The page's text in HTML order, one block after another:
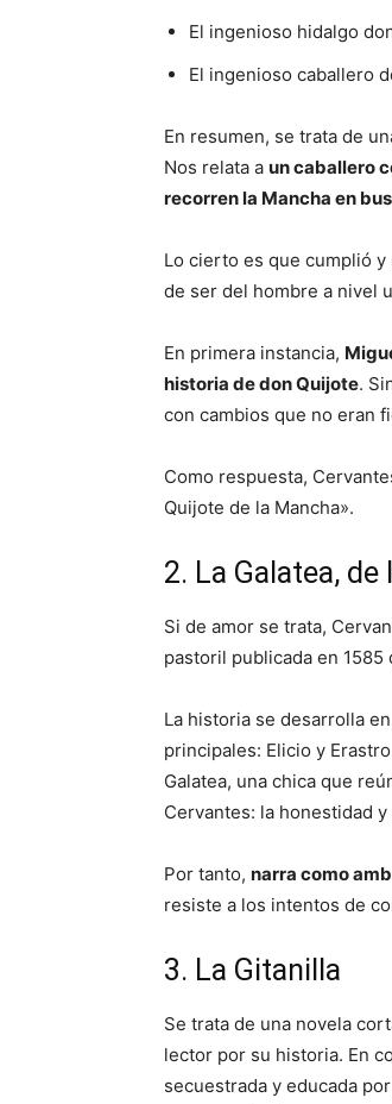
El ingenioso hidalgo
El ingenioso caballero
En resumen, se trata de
Nos relata a un caballero
recorren la Mancha en
Lo cierto es que cumplió
de ser del hombre a nivel
En primera instancia,
historia de don Quijote.
con cambios que no eran
Como respuesta,
Quijote de la Mancha».
2. La Galatea,
Si de amor se trata,
pastoril publicada en 1585
La historia se desarrolla
principales: Elicio y
Galatea, una chica que
Cervantes: la honestidad
Por tanto, narra como
resiste a los intentos de
3. La Gitanilla
Se trata de una novela
lector por su historia. En
secuestrada y educada